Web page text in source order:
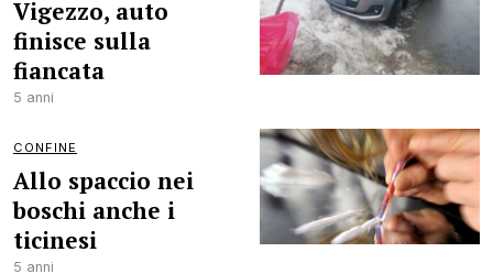
Vigezzo, auto
finisce sulla
fiancata
5 anni
CONFINE
Allo spaccio nei
boschi anche i
ticinesi
5 anni